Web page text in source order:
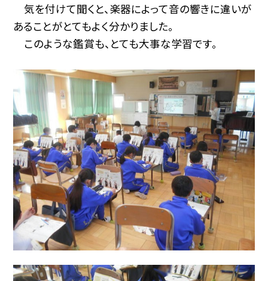
気を付けて聞くと、楽器によって音の響きに違いが
あることがとてもよく分かりました。
このような鑑賞も、とても大事な学習です。